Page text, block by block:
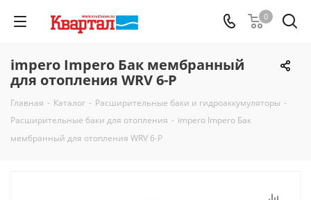
0
impero Impero Бак мембранный
для отопления WRV 6-P
Главная - Каталог - Расширительные баки и гидроаккумуляторы -
Расширительные баки для отопления - impero Impero Бак
мембранный для отопления WRV 6-P